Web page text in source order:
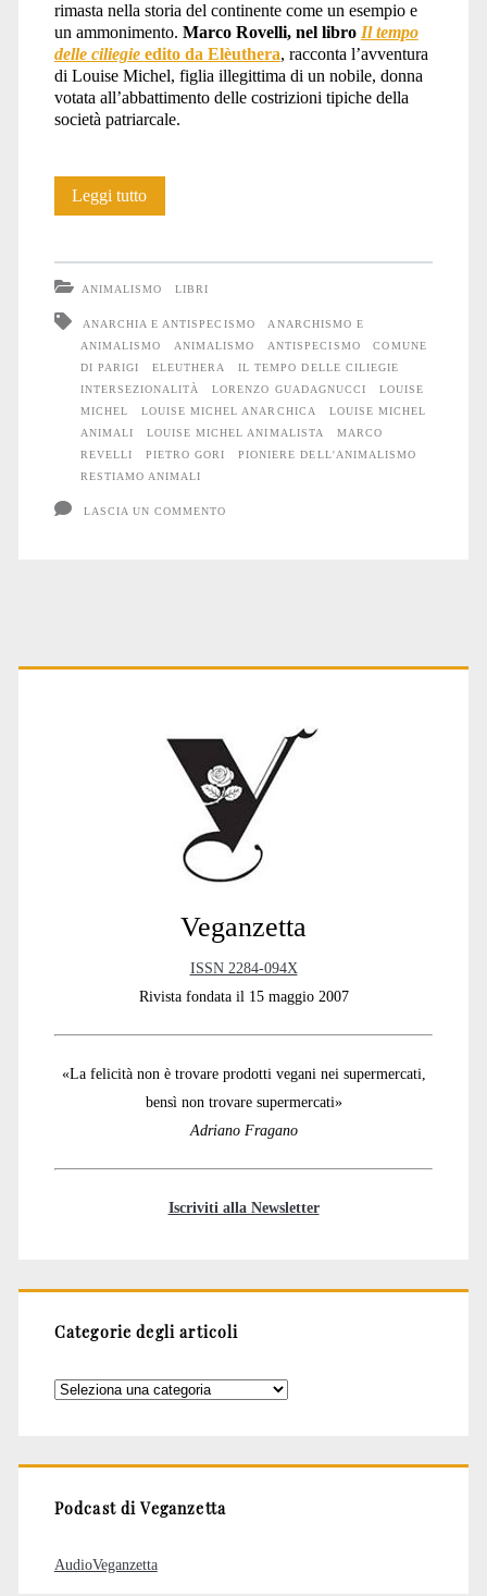
rimasta nella storia del continente come un esempio e
un ammonimento. Marco Rovelli, nel libro Il tempo
delle ciliegie edito da Elèuthera, racconta l’avventura
di Louise Michel, figlia illegittima di un nobile, donna
votata all’abbattimento delle costrizioni tipiche della
società patriarcale.
Leggi tuttoLouise
animalista
ANIMALISMO LIBRI
ANARCHIA E ANTISPECISMO
ANARCHISMO E
ANIMALISMO
ANIMALISMO ANTISPECISMO
COMUNE
DI PARIGI
ELEUTHERA
IL TEMPO DELLE CILIEGIE
INTERSEZIONALITÀ
LORENZO GUADAGNUCCI
LOUISE
MICHEL
LOUISE MICHEL ANARCHICA
LOUISE MICHEL
ANIMALI
LOUISE MICHEL ANIMALISTA
MARCO
REVELLI
PIETRO GORI
PIONIERE DELL'ANIMALISMO
RESTIAMO ANIMALI
LASCIA UN COMMENTO
Primary
Veganzetta
ISSN 2284-094X
Rivista fondata il 15 maggio 2007
«La felicità non è trovare prodotti vegani nei supermercati,
bensì non trovare supermercati»
Adriano Fragano
Iscriviti alla Newsletter
Categorie degli articoli
Categorie
Podcast di Veganzetta
AudioVeganzetta